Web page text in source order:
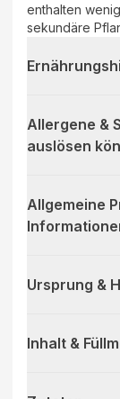
enthalten
sekundäre
Allergene &
auslösen
Allgemeine
Ursprung &
Inhalt &